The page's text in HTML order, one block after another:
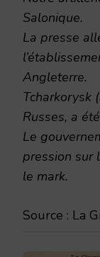
Salonique.
La presse
Angleterre.
Tcharkorysk
Russes, a
Le
pression sur
le mark.
Source : La